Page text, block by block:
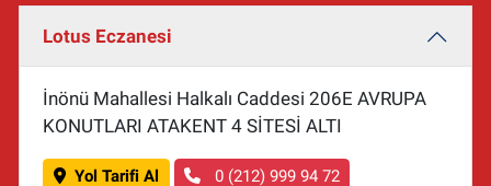
Lotus Eczanesi
İnönü Mahallesi Halkalı Caddesi 206E AVRUPA
KONUTLARI ATAKENT 4 SİTESİ ALTI
Yol Tarifi Al 0 (212) 999 94 72